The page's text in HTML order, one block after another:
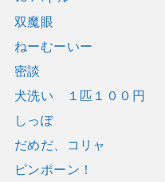
双魔眼
ねーむーいー
密談
犬洗い １匹１００円
しっぽ
だめだ、コリャ
ピンポーン！